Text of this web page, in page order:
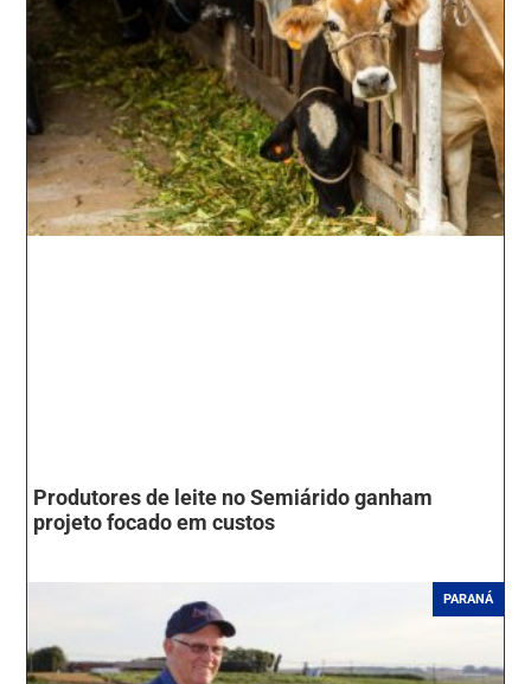
Produtores de leite no Semiárido ganham
projeto focado em custos
PARANÁ